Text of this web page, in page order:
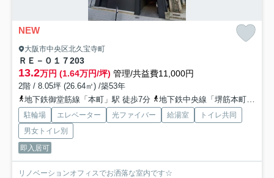
NEW
大阪市中央区北久宝寺町
ＲＥ－０１７203
13.2万円 (1.64万円/坪) 管理/共益費11,000円
2階 / 8.05坪 (26.64㎡) /築53年
地下鉄御堂筋線「本町」駅 徒歩7分
地下鉄中央線「堺筋本町」駅 徒歩8分
駐輪場 エレベーター 光ファイバー 給湯室
トイレ共同
男女トイレ別
即入居可
リノベーションオフィスでお洒落な室内です☆